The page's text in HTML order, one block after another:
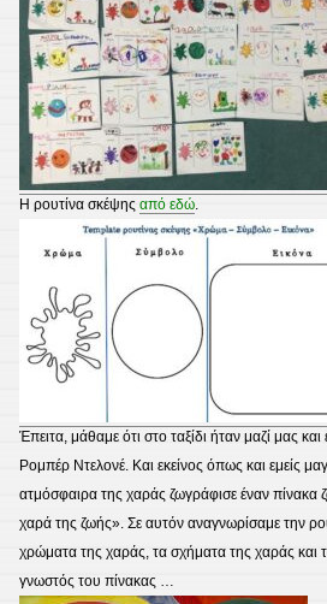
Η ρουτίνα σκέψης από εδώ.
Έπειτα, μάθαμε ότι στο ταξίδι ήταν μαζί μας
Ρομπέρ Ντελονέ. Και εκείνος όπως και εμείς
ατμόσφαιρα της χαράς ζωγράφισε έναν πίνακα
χαρά της ζωής». Σε αυτόν αναγνωρίσαμε την
χρώματα της χαράς, τα σχήματα της χαράς και
γνωστός του πίνακας …